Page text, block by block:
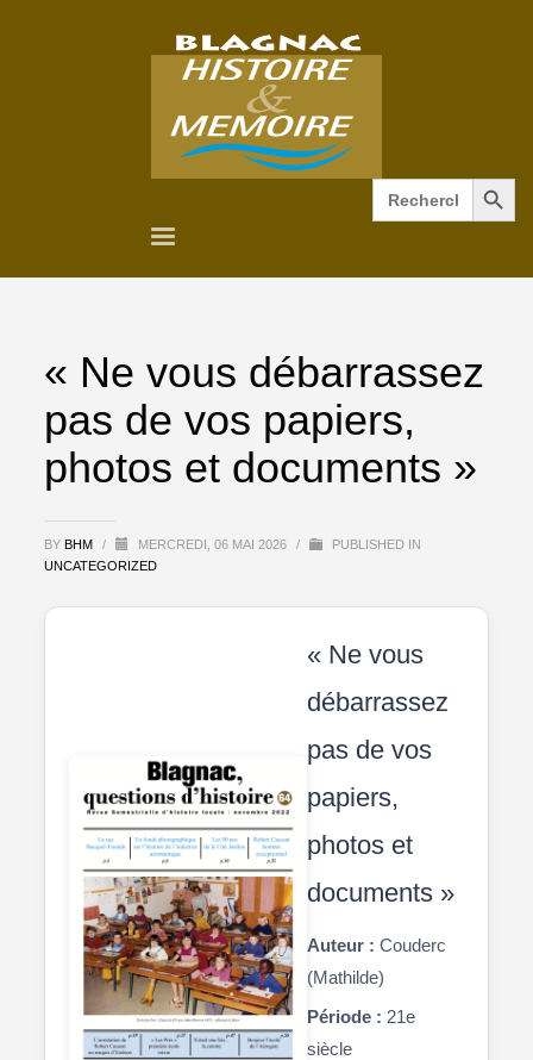
Search
for:
Search Button
« Ne vous débarrassez
pas de vos papiers,
photos et documents »
BY BHM / MERCREDI, 06 MAI 2026 /
PUBLISHED IN
UNCATEGORIZED
« Ne vous
débarrassez
pas de vos
papiers,
photos et
documents »
Auteur : Couderc
(Mathilde)
Période : 21e
siècle